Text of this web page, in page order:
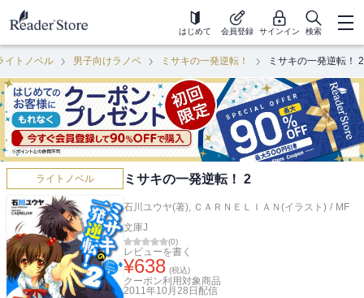
はじめて 会員登録 サインイン 検索
イトノベル 男子向けラノベ ミサキの一発逆転！ ミサキの一発逆転！ 2
ライトノベル ミサキの一発逆転！ 2
石川ユウヤ(著), ＣＡＲＮＥＬＩＡＮ(イラスト) / MF
文庫J
(0)
レビューを書く
¥638 (税込)
クーポン利用対象商品
2011年10月28日 配信